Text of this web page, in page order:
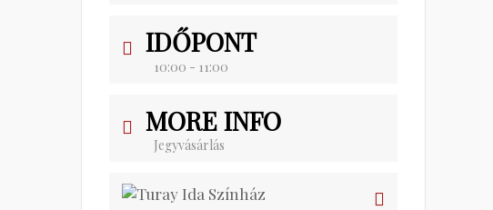
IDŐPONT
10:00 - 11:00
MORE INFO
Jegyvásárlás